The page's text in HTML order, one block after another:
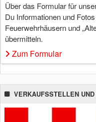
Über das Formular für
Du Informationen und
Feuerwehrhäusern und
übermitteln.
Zum Formular
VERKAUFSSTELLEN